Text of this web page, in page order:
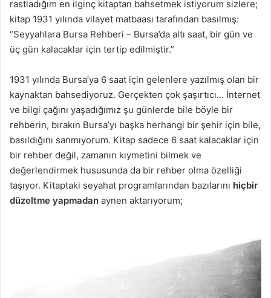
rastladığım en ilginç kitaptan bahsetmek istiyorum sizlere;
kitap 1931 yılında vilayet matbaası tarafından basılmış:
“Seyyahlara Bursa Rehberi – Bursa’da altı saat, bir gün ve
üç gün kalacaklar için tertip edilmiştir.”
1931 yılında Bursa’ya 6 saat için gelenlere yazılmış olan bir
kaynaktan bahsediyoruz. Gerçekten çok şaşırtıcı… İnternet
ve bilgi çağını yaşadığımız şu günlerde bile böyle bir
rehberin, bırakın Bursa’yı başka herhangi bir şehir için bile,
basıldığını sanmıyorum. Kitap sadece 6 saat kalacaklar için
bir rehber değil, zamanın kıymetini bilmek ve
değerlendirmek hususunda da bir rehber olma özelliği
taşıyor. Kitaptaki seyahat programlarından bazılarını hiçbir
düzeltme yapmadan aynen aktarıyorum;